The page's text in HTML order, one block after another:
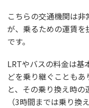
こちらの交通機関は
が、乗るための運賃を
です。
LRTやバスの料金は基
どを乗り継ぐこともあ
と、その乗り換え時の
（3時間までは乗り換